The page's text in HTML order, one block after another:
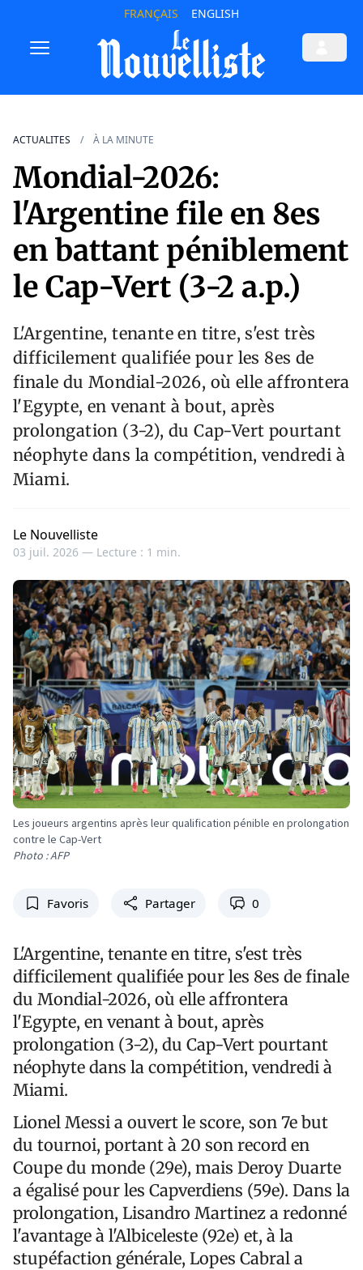
FRANÇAIS ENGLISH
ACTUALITES À LA MINUTE
Mondial-2026:
l'Argentine file en 8es
en battant péniblement
le Cap-Vert (3-2 a.p.)
L'Argentine, tenante en titre, s'est très
difficilement qualifiée pour les 8es de
finale du Mondial-2026, où elle affrontera
l'Egypte, en venant à bout, après
prolongation (3-2), du Cap-Vert pourtant
néophyte dans la compétition, vendredi à
Miami.
Le Nouvelliste
03 juil. 2026 — Lecture : 1 min.
Les joueurs argentins après leur qualification pénible en prolongation
contre le Cap-Vert
Photo : AFP
Favoris Partager 0
L'Argentine, tenante en titre, s'est très
difficilement qualifiée pour les 8es de finale
du Mondial-2026, où elle affrontera
l'Egypte, en venant à bout, après
prolongation (3-2), du Cap-Vert pourtant
néophyte dans la compétition, vendredi à
Miami.
Lionel Messi a ouvert le score, son 7e but
du tournoi, portant à 20 son record en
Coupe du monde (29e), mais Deroy Duarte
a égalisé pour les Capverdiens (59e). Dans la
prolongation, Lisandro Martinez a redonné
l'avantage à l'Albiceleste (92e) et, à la
stupéfaction générale, Lopes Cabral a